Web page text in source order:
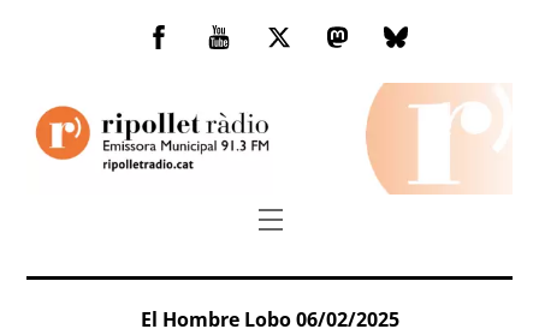
Facebook
You
TwitterMastodonBluesky
Menu
El Hombre Lobo 06/02/2025